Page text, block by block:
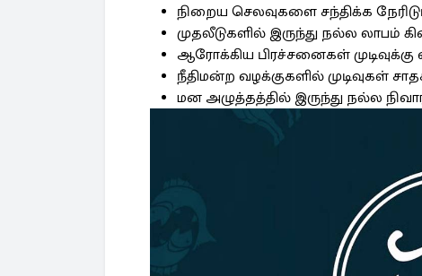
நிறைய செலவுகளை சந்திக்க
முதலீடுகளில் இருந்து நல்ல லாபம்
ஆரோக்கிய பிரச்சனைகள் முடிவுக்கு
நீதிமன்ற வழக்குகளில் முடிவுகள்
மன அழுத்தத்தில் இருந்து நல்ல